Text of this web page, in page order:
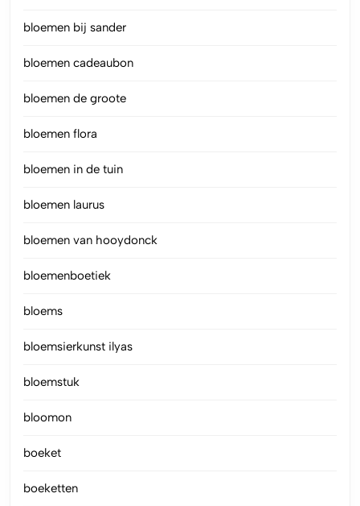
bloemen bij sander
bloemen cadeaubon
bloemen de groote
bloemen flora
bloemen in de tuin
bloemen laurus
bloemen van hooydonck
bloemenboetiek
bloems
bloemsierkunst ilyas
bloemstuk
bloomon
boeket
boeketten